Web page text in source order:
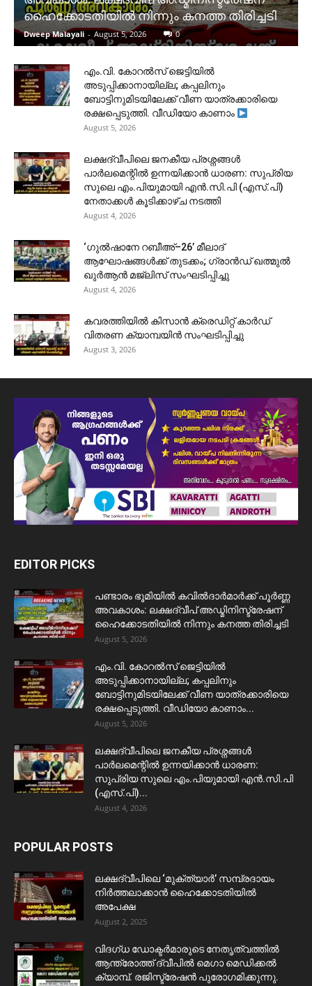
ഹൈക്കോടതിയിൽ നിന്നും കനത്ത തിരിച്ചടി
Dweep Malayali - August 5, 2026 0
​എം.വി. കോറൽസ് ജെട്ടിയിൽ
അടുപ്പിക്കാനായില്ല; കപ്പലിനും
ബോട്ടിനുമിടയിലേക്ക് വീണ യാത്രക്കാരിയെ
രക്ഷപ്പെടുത്തി. വീഡിയോ കാണാം
August 5, 2026
ലക്ഷദ്വീപിലെ ജനകീയ പ്രശ്നങ്ങൾ
പാർലമെന്റിൽ ഉന്നയിക്കാൻ ധാരണ: സുപ്രിയ
സുലെ എം.പിയുമായി എൻ.സി.പി (എസ്.പി)
നേതാക്കൾ കൂടിക്കാഴ്ച നടത്തി
August 4, 2026
‘ഗുൽഷാനേ റബീഅ്–26’ മീലാദ്
ആഘോഷങ്ങൾക്ക് തുടക്കം; ഗ്രാൻഡ് ഖത്മുൽ
ഖുർആൻ മജ്‌ലിസ് സംഘടിപ്പിച്ചു
August 4, 2026
കവരത്തിയിൽ കിസാൻ ക്രെഡിറ്റ് കാർഡ്
വിതരണ ക്യാമ്പയിൻ സംഘടിപ്പിച്ചു
August 3, 2026
EDITOR PICKS
പണ്ടാരം ഭൂമിയിൽ കവിൽദാർമാർക്ക് പൂർണ്ണ
അവകാശം: ലക്ഷദ്വീപ് അഡ്മിനിസ്ട്രേഷന്
ഹൈക്കോടതിയിൽ നിന്നും കനത്ത തിരിച്ചടി
August 5, 2026
​എം.വി. കോറൽസ് ജെട്ടിയിൽ
അടുപ്പിക്കാനായില്ല; കപ്പലിനും
ബോട്ടിനുമിടയിലേക്ക് വീണ യാത്രക്കാരിയെ
രക്ഷപ്പെടുത്തി. വീഡിയോ കാണാം...
August 5, 2026
ലക്ഷദ്വീപിലെ ജനകീയ പ്രശ്നങ്ങൾ
പാർലമെന്റിൽ ഉന്നയിക്കാൻ ധാരണ:
സുപ്രിയ സുലെ എം.പിയുമായി എൻ.സി.പി
(എസ്.പി)...
August 4, 2026
POPULAR POSTS
ലക്ഷദ്വീപിലെ ‘മുക്ത്യാർ’ സമ്പ്രദായം
നിർത്തലാക്കാൻ ഹൈക്കോടതിയിൽ
അപേക്ഷ
August 2, 2025
വിദഗ്ധ ഡോക്ടർമാരുടെ നേതൃത്വത്തിൽ
ആന്ത്രോത്ത് ദ്വീപിൽ മെഗാ മെഡിക്കൽ
ക്യാമ്പ്. രജിസ്ട്രേഷൻ പുരോഗമിക്കുന്നു.